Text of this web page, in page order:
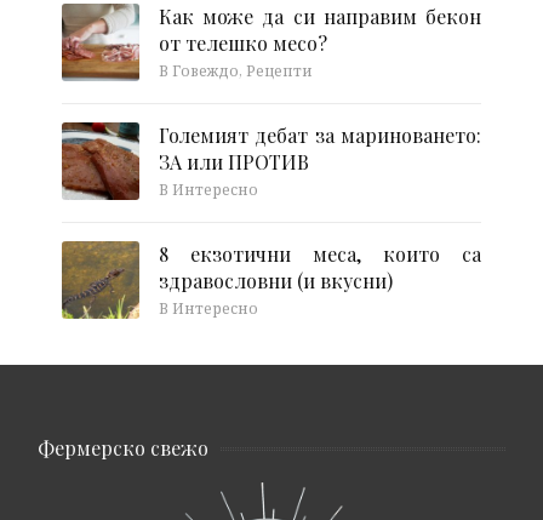
Как може да си направим бекон
от телешко месо?
В Говеждо, Рецепти
Големият дебат за мариноването:
ЗА или ПРОТИВ
В Интересно
8 екзотични меса, които са
здравословни (и вкусни)
В Интересно
Фермерско свежо